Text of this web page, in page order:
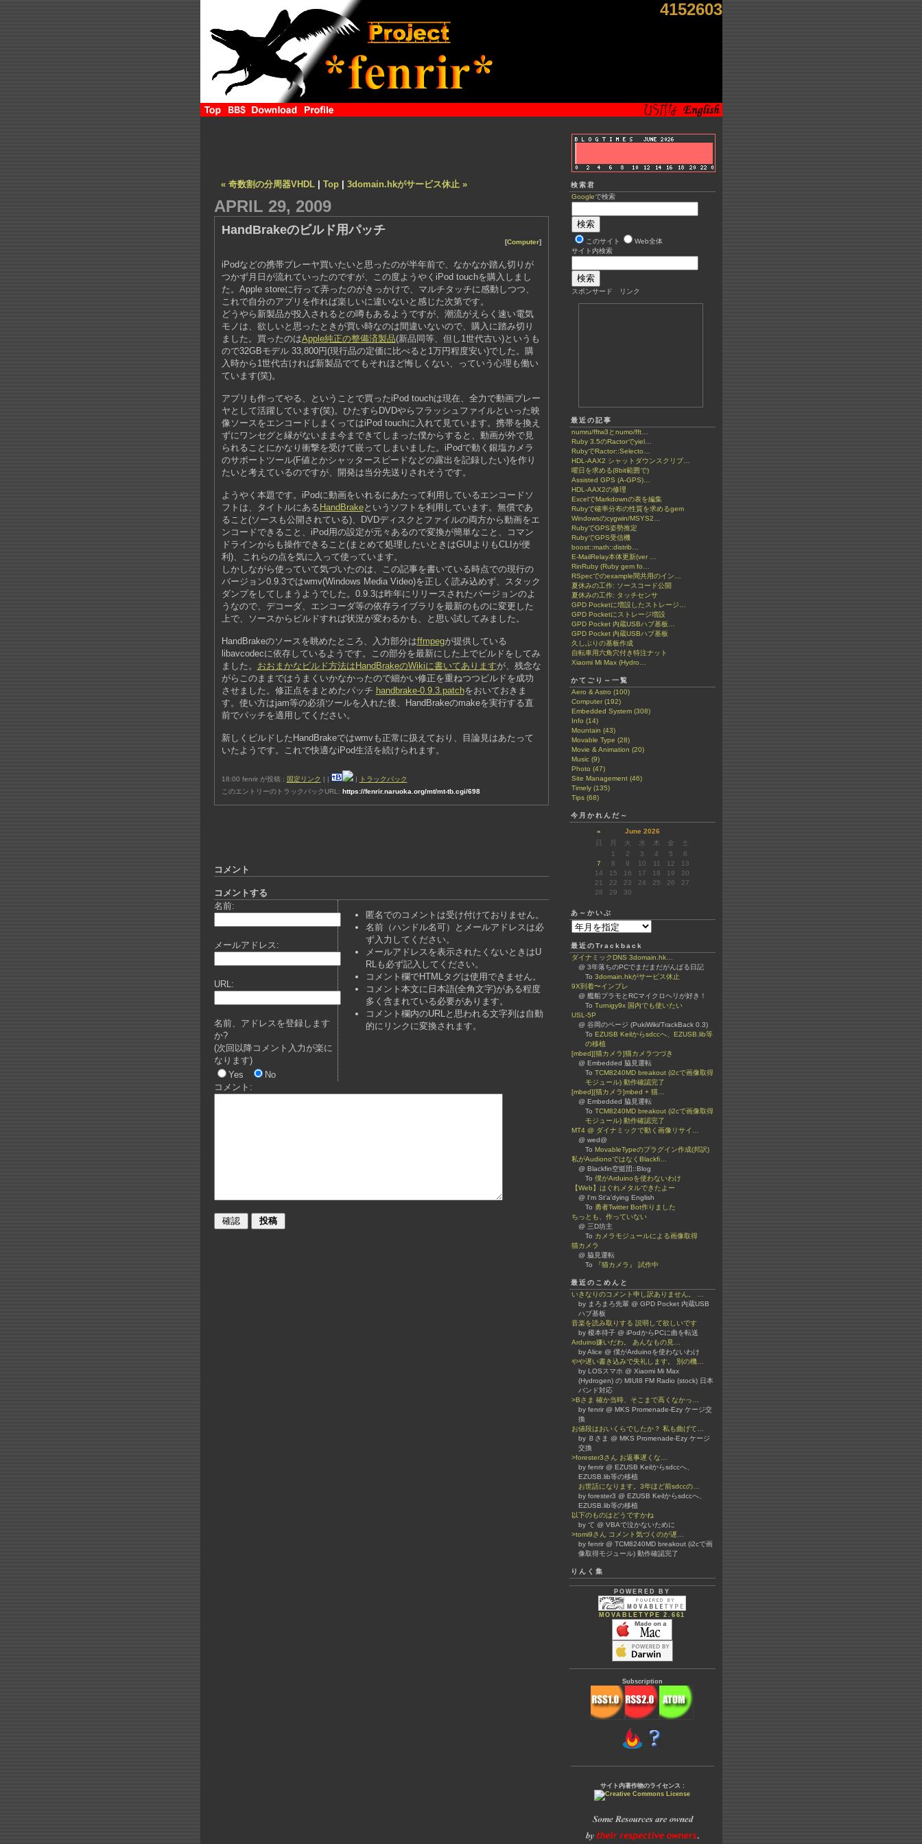
4152603
« 奇数割の分周器VHDL| Top| 3domain.hkがサービス休止 »
APRIL 29, 2009
HandBrakeのビルド用パッチ
[Computer]
iPodなどの携帯プレーヤ買いたいと思ったのが半年前で、なかなか踏ん切りが
つかず月日が流れていったのですが、この度ようやくiPod touchを購入しまし
た。Apple storeに行って弄ったのがきっかけで、マルチタッチに感動しつつ、
これで自分のアプリを作れば楽しいに違いないと感じた次第です。
どうやら新製品が投入されるとの噂もあるようですが、潮流がえらく速い電気
モノは、欲しいと思ったときが買い時なのは間違いないので、購入に踏み切り
ました。買ったのはApple純正の整備済製品(新品同等、但し1世代古い)というも
ので32GBモデル 33,800円(現行品の定価に比べると1万円程度安い)でした。購
入時から1世代古ければ新製品でてもそれほど悔しくない、っていう心理も働い
ています(笑)。
アプリも作ってやる、ということで買ったiPod touchは現在、全力で動画プレー
ヤとして活躍しています(笑)。ひたすらDVDやらフラッシュファイルといった映
像ソースをエンコードしまくってはiPod touchに入れて見ています。携帯を換え
ずにワンセグと縁がないまま今まできてしまった僕からすると、動画が外で見
られることにかなり衝撃を受けて嵌ってしまいました。iPodで動く銀塩カメラ
のサポートツール(F値とかシャッタースピードなどの露出を記録したい)を作り
たいと考えているのですが、開発は当分先送りされそうです。
ようやく本題です。iPodに動画をいれるにあたって利用しているエンコードソ
フトは、タイトルにある HandBrakeというソフトを利用しています。無償であ
ること(ソースも公開されている)、DVDディスクとファイルの両方から動画をエ
ンコードできること、iPod用の設定が元々あるので変換が簡単なこと、コマン
ドラインからも操作できること(まとめて処理したいときはGUIよりもCLIが便
利)、これらの点を気に入って使っています。
しかしながら使っていて気づいたのは、この記事を書いている時点での現行の
バージョン0.9.3ではwmv(Windows Media Video)を正しく読み込めず、スタック
ダンプをしてしまうようでした。0.9.3は昨年にリリースされたバージョンのよ
うなので、デコーダ、エンコーダ等の依存ライブラリを最新のものに変更した
上で、ソースからビルドすれば状況が変わるかも、と思い試してみました。
HandBrakeのソースを眺めたところ、入力部分はffmpegが提供している
libavcodecに依存しているようです。この部分を最新にした上でビルドをしてみ
ました。 おおまかなビルド方法はHandBrakeのWikiに書いてありますが、残念な
がらこのままではうまくいかなかったので細かい修正を重ねつつビルドを成功
させました。修正点をまとめたパッチ handbrake-0.9.3.patchをおいておきま
す。使い方はjam等の必須ツールを入れた後、HandBrakeのmakeを実行する直
前でパッチを適用してください。
新しくビルドしたHandBrakeではwmvも正常に扱えており、目論見はあたって
いたようです。これで快適なiPod生活を続けられます。
18:00 fenrir が投稿 : 固定リンク | | |
トラックバック
このエントリーのトラックバックURL: https://fenrir.naruoka.org/mt/mt-tb.cgi/698
コメント
コメントする
名前:
メールアドレス:
URL:
名前、アドレスを登録します
か?
(次回以降コメント入力が楽に
なります)
Yes
No
匿名でのコメントは受け付けておりません。
名前（ハンドル名可）とメールアドレスは必
ず入力してください。
メールアドレスを表示されたくないときはU
RLも必ず記入してください。
コメント欄でHTMLタグは使用できません。
コメント本文に日本語(全角文字)がある程度
多く含まれている必要があります。
コメント欄内のURLと思われる文字列は自動
的にリンクに変換されます。
コメント:
検索君
Googleで検索
このサイト
Web全体
サイト内検索
スポンサード リンク
最近の記事
numru/fftw3とnumo/fft…
Ruby 3.5のRactorでyiel…
RubyでRactor::Selecto…
HDL-AAX2 シャットダウンスクリプ…
曜日を求める(8bit範囲で)
Assisted GPS (A-GPS)…
HDL-AAX2の修理
ExcelでMarkdownの表を編集
Rubyで確率分布の性質を求めるgem
Windowsのcygwin/MSYS2…
RubyでGPS姿勢推定
RubyでGPS受信機
boost::math::distrib…
E-MailRelay本体更新(ver …
RinRuby (Ruby gem fo…
RSpecでのexample間共用のイン…
夏休みの工作: ソースコード公開
夏休みの工作: タッチセンサ
GPD Pocketに増設したストレージ…
GPD Pocketにストレージ増設
GPD Pocket 内蔵USBハブ基板…
GPD Pocket 内蔵USBハブ基板
久しぶりの基板作成
自転車用六角穴付き特注ナット
Xiaomi Mi Max (Hydro…
かてごり～一覧
Aero & Astro (100)
Computer (192)
Embedded System (308)
Info (14)
Mountain (43)
Movable Type (28)
Movie & Animation (20)
Music (9)
Photo (47)
Site Management (46)
Timely (135)
Tips (68)
今月かれんだ～
«
June 2026
日
月 火 水 木 金
土
1
2 3 4 5
6
7
8 9 10 11 12
13
14
15 16 17 18 19
20
21
22 23 24 25 26
27
28
29 30
あ～かいぶ
最近のTrackback
ダイナミックDNS 3domain.hk…
@ 3年落ちのPCでまだまだがんばる日記
To 3domain.hkがサービス休止
9X到着〜インプレ
@ 艦船プラモとRCマイクロヘリが好き！
To Turnigy9x 国内でも使いたい
USL-5P
@ 谷岡のページ (PukiWiki/TrackBack 0.3)
To EZUSB Keilからsdccへ、EZUSB.lib等
の移植
[mbed][猫カメラ]猫カメラつづき
@ Embedded 脇見運転
To TCM8240MD breakout (i2cで画像取得
モジュール) 動作確認完了
[mbed][猫カメラ]mbed + 猫…
@ Embedded 脇見運転
To TCM8240MD breakout (i2cで画像取得
モジュール) 動作確認完了
MT4 @ ダイナミックで動く画像リサイ…
@ wed@
To MovableTypeのプラグイン作成(邦訳)
私がAudionoではなくBlackfi…
@ Blackfin空挺団::Blog
To 僕がArduinoを使わないわけ
【Web】はぐれメタルできたよー
@ I'm St'a'dying English
To 勇者Twitter Bot作りました
ちっとも、作っていない
@ 三D坊主
To カメラモジュールによる画像取得
猫カメラ
@ 脇見運転
To
『猫カメラ』 試作中
最近のこめんと
いきなりのコメント申し訳ありません。 …
by まろまろ先輩 @ GPD Pocket 内蔵USB
ハブ基板
音楽を読み取りする 説明して欲しいです
by 榎本待子 @ iPodからPCに曲を転送
Arduino嫌いだわ。 あんなもの見…
by Alice @ 僕がArduinoを使わないわけ
やや遅い書き込みで失礼します。 別の機…
by LOSスマホ @ Xiaomi Mi Max
(Hydrogen) の MIUI8 FM Radio (stock) 日本
バンド対応
>Bさま 確か当時、そこまで高くなかっ…
by fenrir @ MKS Promenade-Ezy ケージ交
換
お値段はおいくらでしたか？ 私も曲げて…
by Ｂさま @ MKS Promenade-Ezy ケージ
交換
>forester3さん お返事遅くな…
by fenrir @ EZUSB Keilからsdccへ、
EZUSB.lib等の移植
お世話になります。3年ほど前sdccの…
by forester3 @ EZUSB Keilからsdccへ、
EZUSB.lib等の移植
以下のものはどうですかね
by て @ VBAで泣かないために
>tomi9さん コメント気づくのが遅…
by fenrir @ TCM8240MD breakout (i2cで画
像取得モジュール) 動作確認完了
りんく集
POWERED BY
MOVABLETYPE 2.661
Subscription
サイト内著作物のライセンス :